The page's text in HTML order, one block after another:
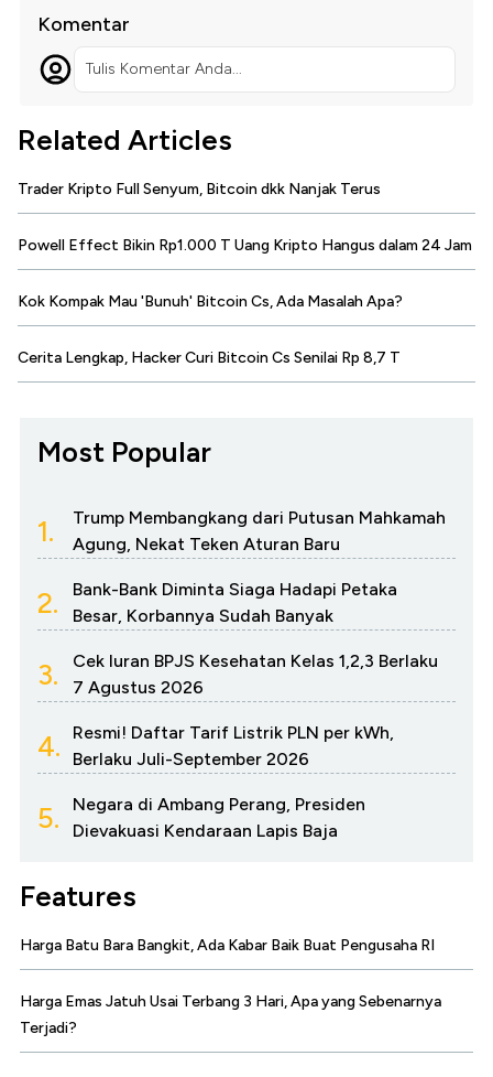
Komentar
Tulis Komentar Anda...
Related Articles
Trader Kripto Full Senyum, Bitcoin dkk Nanjak Terus
Powell Effect Bikin Rp1.000 T Uang Kripto Hangus dalam 24 Jam
Kok Kompak Mau 'Bunuh' Bitcoin Cs, Ada Masalah Apa?
Cerita Lengkap, Hacker Curi Bitcoin Cs Senilai Rp 8,7 T
Most Popular
1.
Trump Membangkang dari Putusan Mahkamah
Agung, Nekat Teken Aturan Baru
2.
Bank-Bank Diminta Siaga Hadapi Petaka
Besar, Korbannya Sudah Banyak
3.
Cek Iuran BPJS Kesehatan Kelas 1,2,3 Berlaku
7 Agustus 2026
4.
Resmi! Daftar Tarif Listrik PLN per kWh,
Berlaku Juli-September 2026
5.
Negara di Ambang Perang, Presiden
Dievakuasi Kendaraan Lapis Baja
Features
Harga Batu Bara Bangkit, Ada Kabar Baik Buat Pengusaha RI
Harga Emas Jatuh Usai Terbang 3 Hari, Apa yang Sebenarnya
Terjadi?